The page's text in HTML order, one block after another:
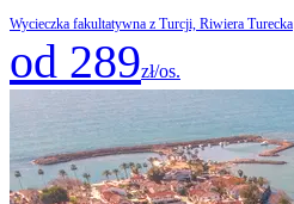
Wycieczka fakultatywna z Turcji, Riwiera Turecka
od 289zł/os.